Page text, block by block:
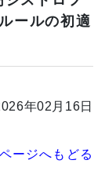
ールの初適
年02月16日
ージへもどる